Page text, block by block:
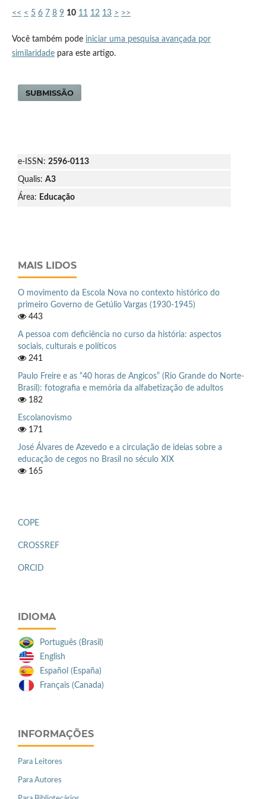
<< < 5 6 7 8 9 10 11 12 13 > >>
Você também pode iniciar uma pesquisa avançada por
similaridadepara este artigo.
SUBMISSÃO
e-ISSN: 2596-0113
Qualis: A3
Área: Educação
MAIS LIDOS
O movimento da Escola Nova no contexto histórico do
primeiro Governo de Getúlio Vargas (1930-1945)
443
A pessoa com deficiência no curso da história: aspectos
sociais, culturais e políticos
241
Paulo Freire e as “40 horas de Angicos” (Rio Grande do Norte-
Brasil): fotografia e memória da alfabetização de adultos
182
Escolanovismo
171
José Álvares de Azevedo e a circulação de ideias sobre a
educação de cegos no Brasil no século XIX
165
COPE
CROSSREF
ORCID
IDIOMA
Português (Brasil)
English
Español (España)
Français (Canada)
INFORMAÇÕES
Para Leitores
Para Autores